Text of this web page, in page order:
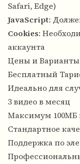
Safari, Edge)
JavaScript:
Cookies:
аккаунта
Цены и
Бесплатный
Идеально для
3 видео в месяц
Максимум 100МБ
Стандартное
Поддержка по